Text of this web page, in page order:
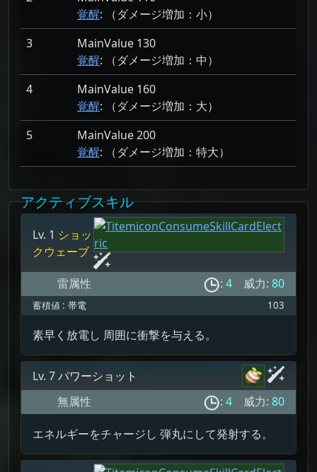
覚醒: （ダメージ増加： 小）
3
MainValue 130
覚醒: （ダメージ増加： 中）
4
MainValue 160
覚醒: （ダメージ増加： 大）
5
MainValue 200
覚醒: （ダメージ増加： 特大）
アクティブスキル
Lv. 1 ショッ
クウェーブ
雷属性 : 4 威力: 80
蓄積値 : 帯電 103
素早く放電し 周囲に衝撃を与える。
Lv. 7パワーショット
無属性
: 4 威力: 80
エネルギーをチャージし 弾丸にして発射する。